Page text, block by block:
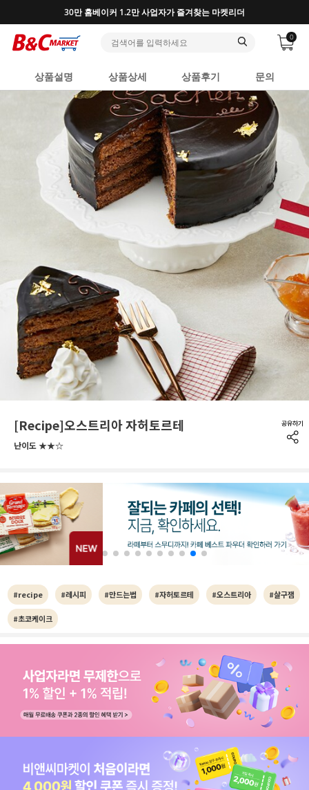
반포, 홍대, 성수 플래그십 매장, 7천 가지 상품 보유
0
상품설명 상품상세 상품후기 문의
[Recipe]오스트리아 자허토르테
난이도 ★★☆
#recipe #레시피 #만드는법 #자허토르테 #오스트리아 #살구잼
#초코케이크